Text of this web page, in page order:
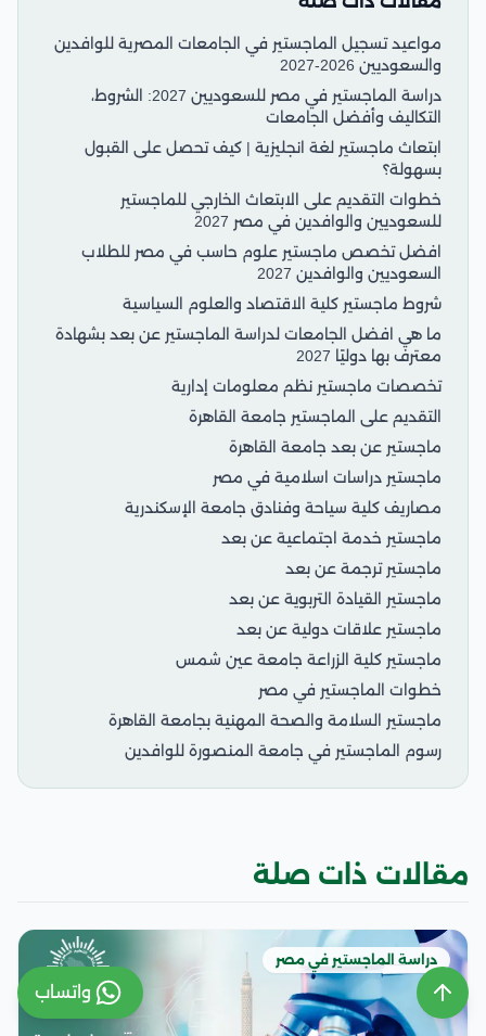
مواعيد تسجيل الماجستير في الجامعات المصرية للوافدين
والسعوديين 2026-2027
دراسة الماجستير في مصر للسعوديين 2027: الشروط،
التكاليف وأفضل الجامعات
ابتعاث ماجستير لغة انجليزية | كيف تحصل على القبول
بسهولة؟
خطوات التقديم على الابتعاث الخارجي للماجستير
للسعوديين والوافدين في مصر 2027
افضل تخصص ماجستير علوم حاسب في مصر للطلاب
السعوديين والوافدين 2027
شروط ماجستير كلية الاقتصاد والعلوم السياسية
ما هي افضل الجامعات لدراسة الماجستير عن بعد بشهادة
معترف بها دوليًا 2027
تخصصات ماجستير نظم معلومات إدارية
التقديم على الماجستير جامعة القاهرة
ماجستير عن بعد جامعة القاهرة
ماجستير دراسات اسلامية في مصر
مصاريف كلية سياحة وفنادق جامعة الإسكندرية
ماجستير خدمة اجتماعية عن بعد
ماجستير ترجمة عن بعد
ماجستير القيادة التربوية عن بعد
ماجستير علاقات دولية عن بعد
ماجستير كلية الزراعة جامعة عين شمس
خطوات الماجستير في مصر
ماجستير السلامة والصحة المهنية بجامعة القاهرة
رسوم الماجستير في جامعة المنصورة للوافدين
مقالات ذات صلة
دراسة الماجستير في مصر
واتساب